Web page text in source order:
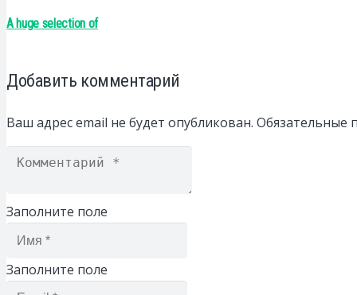
A huge selection of
Добавить комментарий
Ваш адрес email не будет опубликован. Обязательные
Заполните поле
Заполните поле